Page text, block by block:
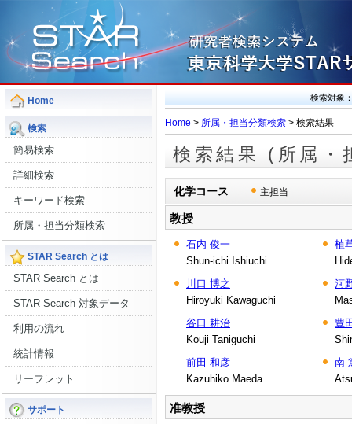
Home
検索
簡易検索
詳細検索
キーワード検索
所属・担当分類検索
STAR Search とは
STAR Search とは
STAR Search 対象データ
利用の流れ
統計情報
リーフレット
サポート
検索対象
Home > 所属・担当分類検索 > 検索結果
検索結果 (所属・
化学コース 主担当
教授
石内 俊一
Shun-ichi Ishiuchi
植
川口 博之
Hiroyuki Kawaguchi
河
谷口 耕治
Kouji Taniguchi
豊
前田 和彦
Kazuhiko Maeda
南
准教授